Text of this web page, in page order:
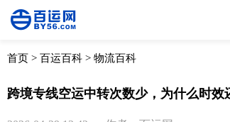
首页 > 百运百科 > 物流百科
跨境专线空运中转次数少，为什么时效